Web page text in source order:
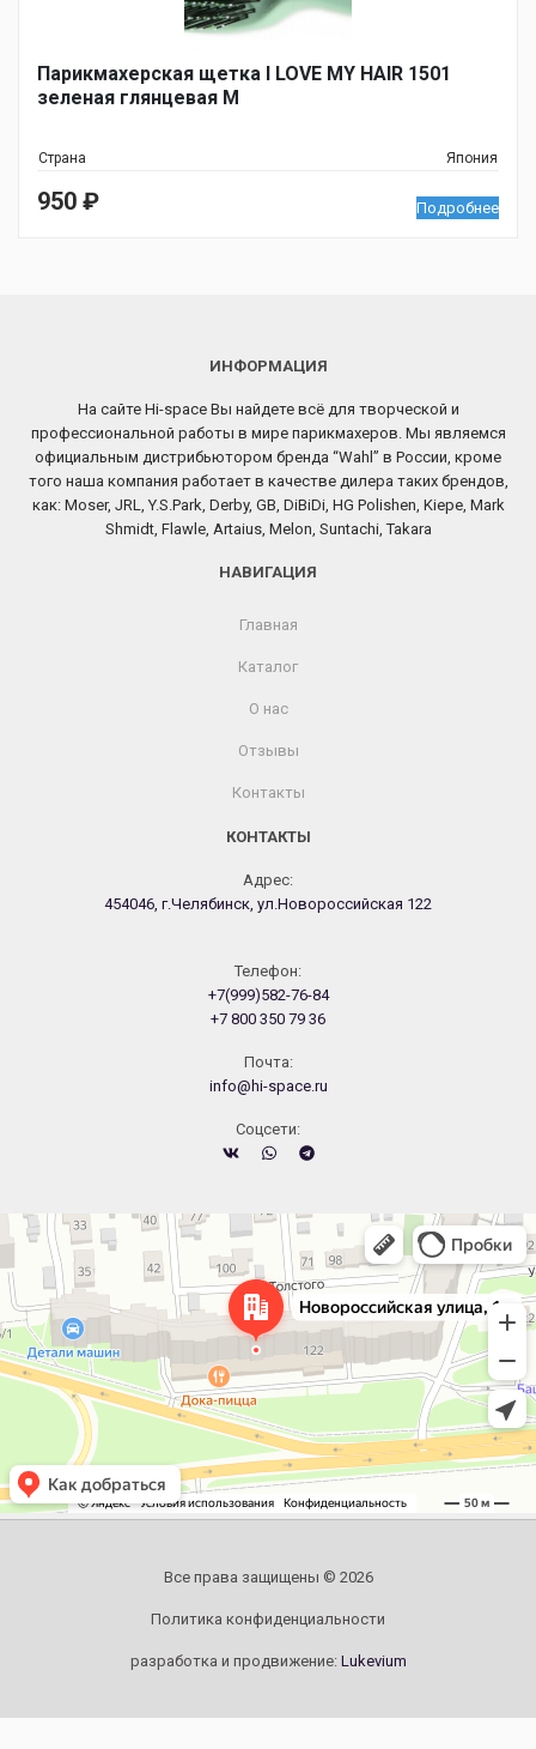
Парикмахерская щетка I LOVE MY HAIR 1501
зеленая глянцевая М
Страна Япония
950 ₽ Подробнее
ИНФОРМАЦИЯ
На сайте Hi-space Вы найдете всё для творческой и
профессиональной работы в мире парикмахеров. Мы являемся
официальным дистрибьютором бренда “Wahl” в России, кроме
того наша компания работает в качестве дилера таких брендов,
как: Moser, JRL, Y.S.Park, Derby, GB, DiBiDi, HG Polishen, Kiepe, Mark
Shmidt, Flawle, Artaius, Melon, Suntachi, Takara
НАВИГАЦИЯ
Главная
Каталог
О нас
Отзывы
Контакты
КОНТАКТЫ
Адрес:
454046, г.Челябинск, ул.Новороссийская 122
Телефон:
+7(999)582-76-84
+7 800 350 79 36
Почта:
info@hi-space.ru
Cоцсети:
Челябинск
Новороссийская улица, 122 — Яндекс.Карты
Все права защищены © 2026
Политика конфиденциальности
разработка и продвижение: Lukevium